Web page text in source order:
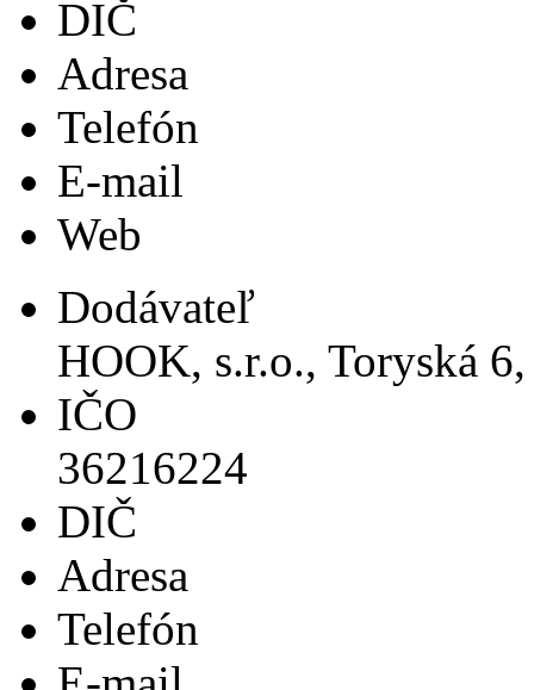
DIČ
Adresa
Telefón
E-mail
Web
Dodávateľ
HOOK, s.r.o., Toryská
IČO
36216224
DIČ
Adresa
Telefón